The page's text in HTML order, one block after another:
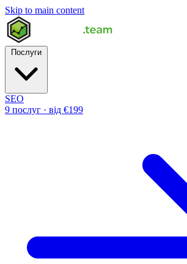
Skip to main content
SEO
9 послуг · від €199